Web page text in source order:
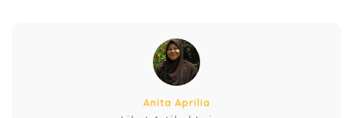
Anita Aprilia